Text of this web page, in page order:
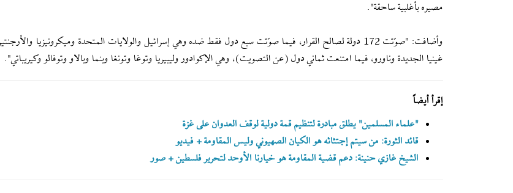
مصيره بأغلبية ساحقة".
وأضافت: "صوّتت 172 دولة لصالح القرار، فيما صوّتت سبع دول فقط ضده وهي إسرائيل والولايات المتحدة وميكرونيزيا
غينيا الجديدة وناورو، فيما امتنعت ثماني دول (عن التصويت)، وهي الإكوادور وليبيريا وتوغا وتونغا وبنما وبالاو وتوفالو وكيريباتي".
إقرأ أيضاً
"علماء المسلمين" يطلق مبادرة لتنظيم قمة دولية لوقف العدوان على غزة
قائد الثورة: من سيتم إجتثاثه هو الكيان الصهيوني وليس المقاومة + فيديو
الشيخ غازي حنينة: دعم قضية المقاومة هو خيارنا الأوحد لتحرير فلسطين + صور